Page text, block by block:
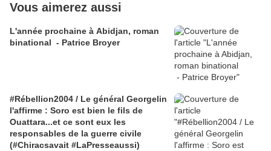
Vous aimerez aussi
L'année prochaine à Abidjan, roman
binational - Patrice Broyer
#Rébellion2004 / Le général Georgelin
l'affirme : Soro est bien le fils de
Ouattara...et ce sont eux les
responsables de la guerre civile
(#Chiracsavait #LaPresseaussi)